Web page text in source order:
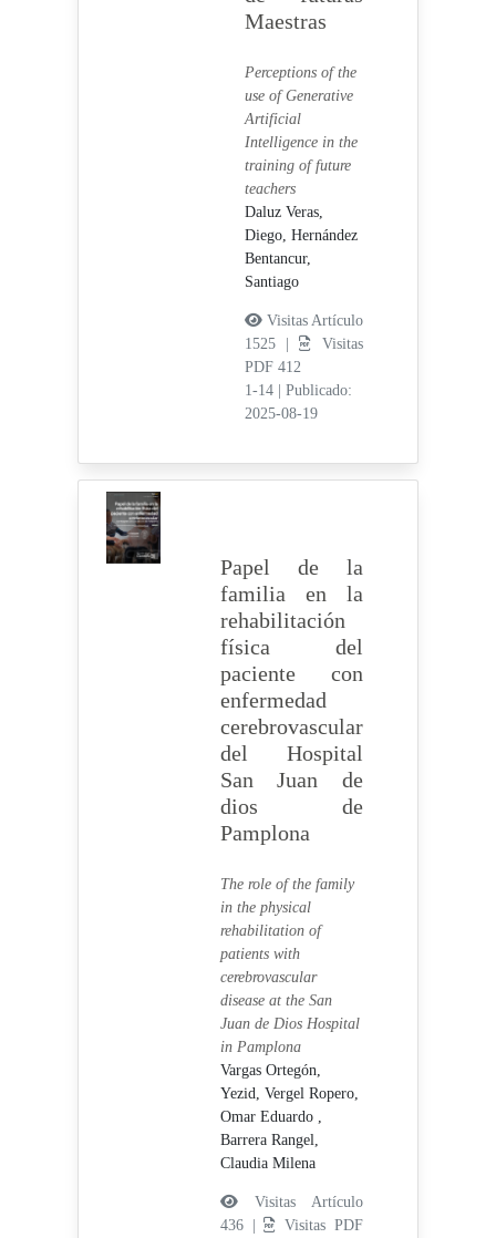
Maestras
Perceptions of the
use of Generative
Artificial
Intelligence in the
training of future
teachers
Daluz Veras,
Diego, Hernández
Bentancur,
Santiago
Visitas Artículo
1525 |
Visitas
PDF 412
1-14
Publicado:
2025-08-19
Papel de la
familia en la
rehabilitación
física del
paciente con
enfermedad
cerebrovascular
del Hospital
San Juan de
dios de
Pamplona
The role of the family
in the physical
rehabilitation of
patients with
cerebrovascular
disease at the San
Juan de Dios Hospital
in Pamplona
Vargas Ortegón,
Yezid, Vergel Ropero,
Omar Eduardo ,
Barrera Rangel,
Claudia Milena
Visitas Artículo
436 |
Visitas PDF